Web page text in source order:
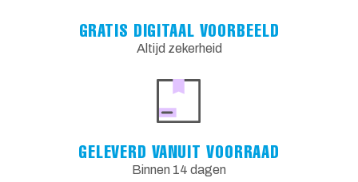
GRATIS DIGITAAL VOORBEELD
Altijd zekerheid
GELEVERD VANUIT VOORRAAD
Binnen 14 dagen